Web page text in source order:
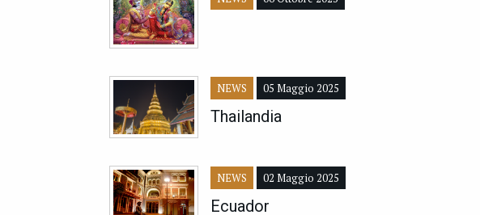
NEWS 05 Maggio 2025
Thailandia
NEWS 02 Maggio 2025
Ecuador